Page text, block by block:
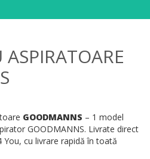
GOODMANNS – 1 model
GOODMANNS. Livrate direct
cu livrare rapidă în toată